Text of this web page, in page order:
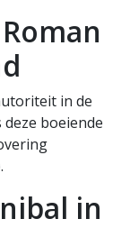
in de
boeiende
in